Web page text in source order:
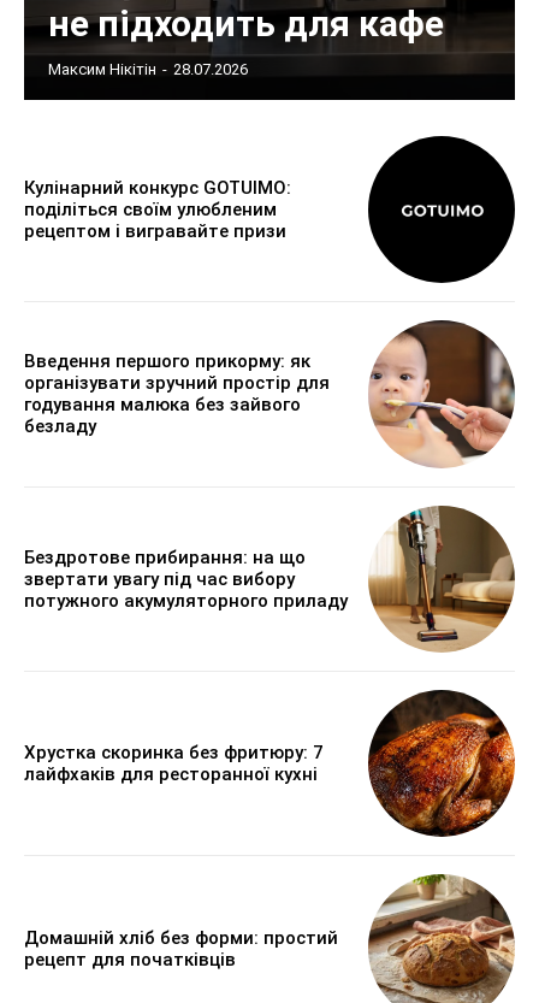
не підходить для кафе
Максим Нікітін - 28.07.2026
Кулінарний конкурс GOTUIMO:
поділіться своїм улюбленим
рецептом і вигравайте призи
Введення першого прикорму: як
організувати зручний простір для
годування малюка без зайвого
безладу
Бездротове прибирання: на що
звертати увагу під час вибору
потужного акумуляторного приладу
Хрустка скоринка без фритюру: 7
лайфхаків для ресторанної кухні
Домашній хліб без форми: простий
рецепт для початківців